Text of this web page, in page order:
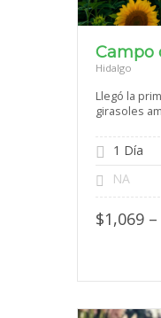
Campo
Hidalgo
Llegó la
girasoles
1 Día
NA
$1,069 –